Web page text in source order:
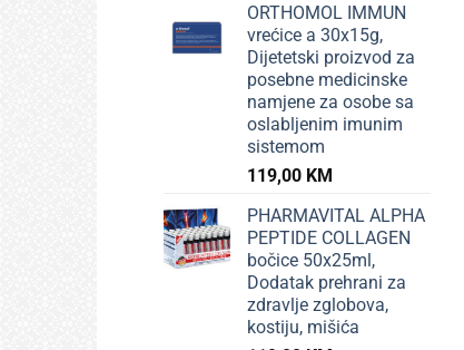
ORTHOMOL IMMUN
vrećice a 30x15g,
Dijetetski proizvod za
posebne medicinske
namjene za osobe sa
oslabljenim imunim
sistemom
119,00 KM
PHARMAVITAL ALPHA
PEPTIDE COLLAGEN
bočice 50x25ml,
Dodatak prehrani za
zdravlje zglobova,
kostiju, mišića